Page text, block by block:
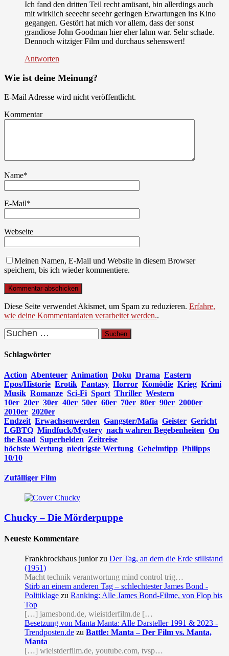
Ich fand den dritten Teil recht amüsant, bin allerdings auch
mit wirklich seeeehr seeehr geringen Erwartungen ins Kino
gegangen. Gestört hat mich vor allem, dass der sonst
grandiose John Goodman hier eher lahm war. Sehr schade.
Dennoch witziger Film und durchaus sehenswert!
Antworten
Wie ist deine Meinung?
E-Mail Adresse wird nicht veröffentlicht.
Kommentar
Name*
E-Mail*
Webseite
Meinen Namen, E-Mail und Website in diesem Browser
speichern, bis ich wieder kommentiere.
Diese Seite verwendet Akismet, um Spam zu reduzieren. Erfahre,
wie deine Kommentardaten verarbeitet werden..
Suchen
nach:
Schlagwörter
Action Abenteuer Animation Doku Drama Eastern
Epos/Historie Erotik Fantasy Horror Komödie Krieg Krimi
Musik Romanze Sci-Fi Sport Thriller Western
10er 20er 30er 40er 50er 60er 70er 80er 90er 2000er
2010er 2020er
Endzeit Erwachsenwerden Gangster/Mafia Geister Gericht
LGBTQ Mindfuck/Mystery nach wahren Begebenheiten On
the Road Superhelden Zeitreise
höchste Wertung niedrigste Wertung Geheimtipp Philipps
10/10
Zufälliger Film
Chucky – Die Mörderpuppe
Neueste Kommentare
Frankbrockhaus junior zu Der Tag, an dem die Erde stillstand
(1951)
Macht technik verantwortung mind control trig…
Stirb an einem anderen Tag – schlechtester James Bond -
Politiklage zu Ranking: Alle James Bond-Filme, von Flop bis
Top
[…] jamesbond.de, wieistderfilm.de […
Besetzung von Manta Manta: Alle Darsteller 1991 & 2023 -
Trendposten.de zu Battle: Manta – Der Film vs. Manta,
Manta
[…] wieistderfilm.de, youtube.com, tvsp…